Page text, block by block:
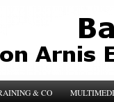
& CO